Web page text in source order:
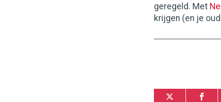
geregeld. Met
krijgen (en je